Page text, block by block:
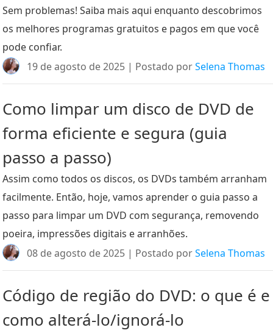
Sem problemas! Saiba mais aqui enquanto descobrimos
os melhores programas gratuitos e pagos em que você
pode confiar.
19 de agosto de 2025 | Postado porSelena Thomas
Como limpar um disco de DVD de
forma eficiente e segura (guia
passo a passo)
Assim como todos os discos, os DVDs também arranham
facilmente. Então, hoje, vamos aprender o guia passo a
passo para limpar um DVD com segurança, removendo
poeira, impressões digitais e arranhões.
08 de agosto de 2025 | Postado porSelena Thomas
Código de região do DVD: o que é e
como alterá-lo/ignorá-lo